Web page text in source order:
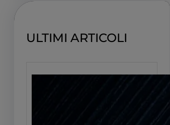
ULTIMI ARTICOLI